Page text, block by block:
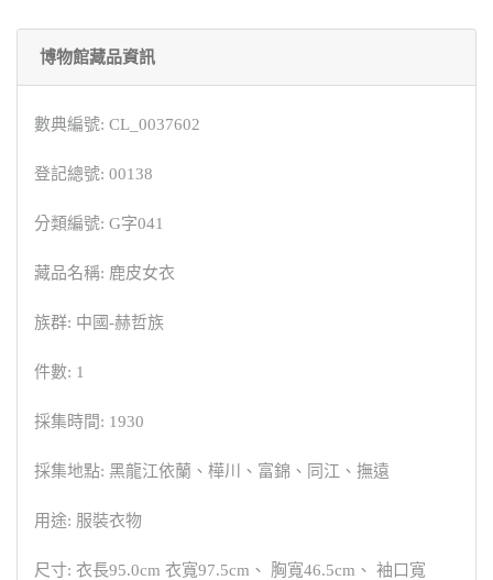
博物館藏品資訊
數典編號: CL_0037602
登記總號: 00138
分類編號: G字041
藏品名稱: 鹿皮女衣
族群: 中國-赫哲族
件數: 1
採集時間: 1930
採集地點: 黑龍江依蘭、樺川、富錦、同江、撫遠
用途: 服裝衣物
尺寸: 衣長95.0cm 衣寬97.5cm、 胸寬46.5cm、 袖口寬